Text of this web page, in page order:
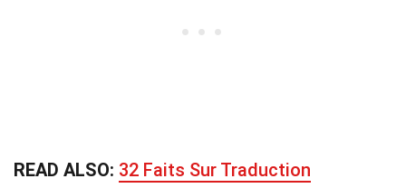
READ ALSO: 32 Faits Sur Traduction